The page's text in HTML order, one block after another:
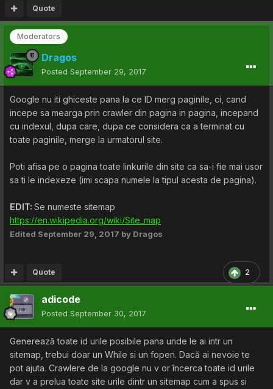
Quote
Moderators
Dragos
Posted September 29, 2017
Google nu iti ghiceste pana la ce ID merg paginile, ci, cand
incepe sa mearga prin crawler din pagina in pagina, incepand
cu indexul, dupa care, dupa ce considera ca a terminat cu
toate paginile, merge la urmatorul site.
Poti afisa pe o pagina toate linkurile din site ca sa-i fie mai usor
sa ti le indexeze (imi scapa numele la tipul acesta de pagina).
EDIT: Se numeste sitemap
https://en.wikipedia.org/wiki/Site_map
Edited September 29, 2017 by Dragos
2
Quote
adicode
Posted September 30, 2017
Generează toate id urile posibile pana unde le ai intr un
sitemap, trebui doar un While si un fopen. Dacă ai nevoie te
pot ajuta. Crawlere de la google nu v or încerca toate id urile
dar v a prelua toate site urile dintr un sitemap cum a spus si